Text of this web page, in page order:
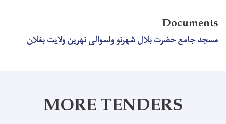
Documents
مسجد جامع حضرت بلال شهرنو ولسوالی نهرین ولایت بغلان
MORE TENDERS